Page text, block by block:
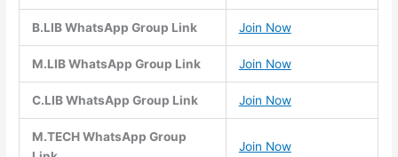
B.LIB WhatsApp Group Link Join Now
M.LIB WhatsApp Group Link Join Now
C.LIB WhatsApp Group Link Join Now
M.TECH WhatsApp Group
Join Now